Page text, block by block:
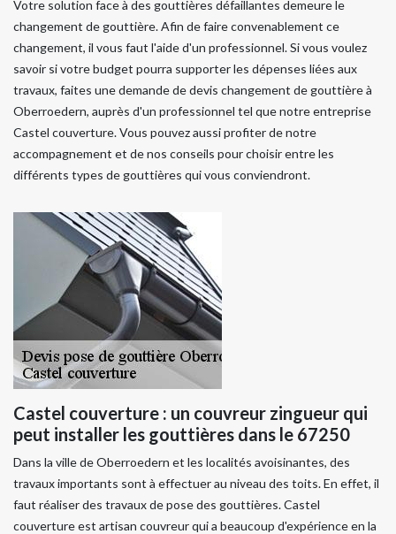
Votre solution face à des gouttières défaillantes demeure le
changement de gouttière. Afin de faire convenablement ce
changement, il vous faut l'aide d'un professionnel. Si vous voulez
savoir si votre budget pourra supporter les dépenses liées aux
travaux, faites une demande de devis changement de gouttière à
Oberroedern, auprès d'un professionnel tel que notre entreprise
Castel couverture. Vous pouvez aussi profiter de notre
accompagnement et de nos conseils pour choisir entre les
différents types de gouttières qui vous conviendront.
Castel couverture : un couvreur zingueur qui
peut installer les gouttières dans le 67250
Dans la ville de Oberroedern et les localités avoisinantes, des
travaux importants sont à effectuer au niveau des toits. En effet, il
faut réaliser des travaux de pose des gouttières. Castel
couverture est artisan couvreur qui a beaucoup d'expérience en la